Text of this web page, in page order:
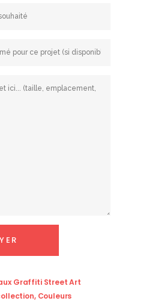
Graffiti Street Art
, Couleurs